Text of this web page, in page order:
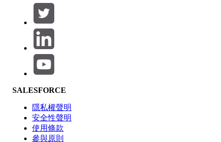
選取篩選
產品區域
功能影響
SALESFORCE
隱私權聲明
安全性聲明
使用條款
參與原則